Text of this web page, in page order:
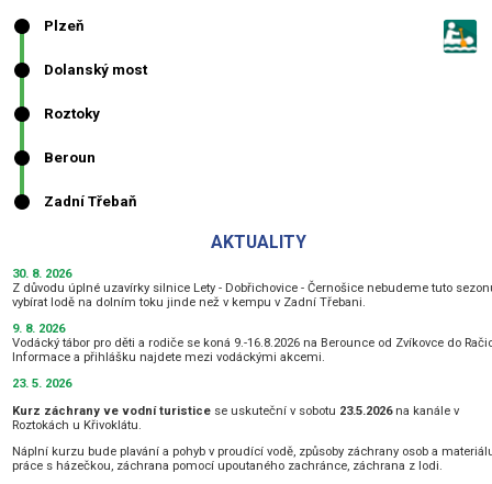
AKTUALITY
30. 8. 2026
Z důvodu úplné uzavírky silnice Lety - Dobřichovice - Černošice nebudeme tuto
vybírat lodě na dolním toku jinde než v kempu v Zadní Třebani.
9. 8. 2026
Vodácký tábor pro děti a rodiče se koná 9.-16.8.2026 na Berounce od Zvíkovce do
Informace a přihlášku najdete mezi vodáckými akcemi.
23. 5. 2026
Kurz záchrany ve vodní turistice se uskuteční v sobotu 23.5.2026na kanále v
Roztokách u Křivoklátu.
Náplní kurzu bude plavání a pohyb v proudící vodě, způsoby záchrany osob a
práce s házečkou, záchrana pomocí upoutaného zachránce, záchrana z lodi.